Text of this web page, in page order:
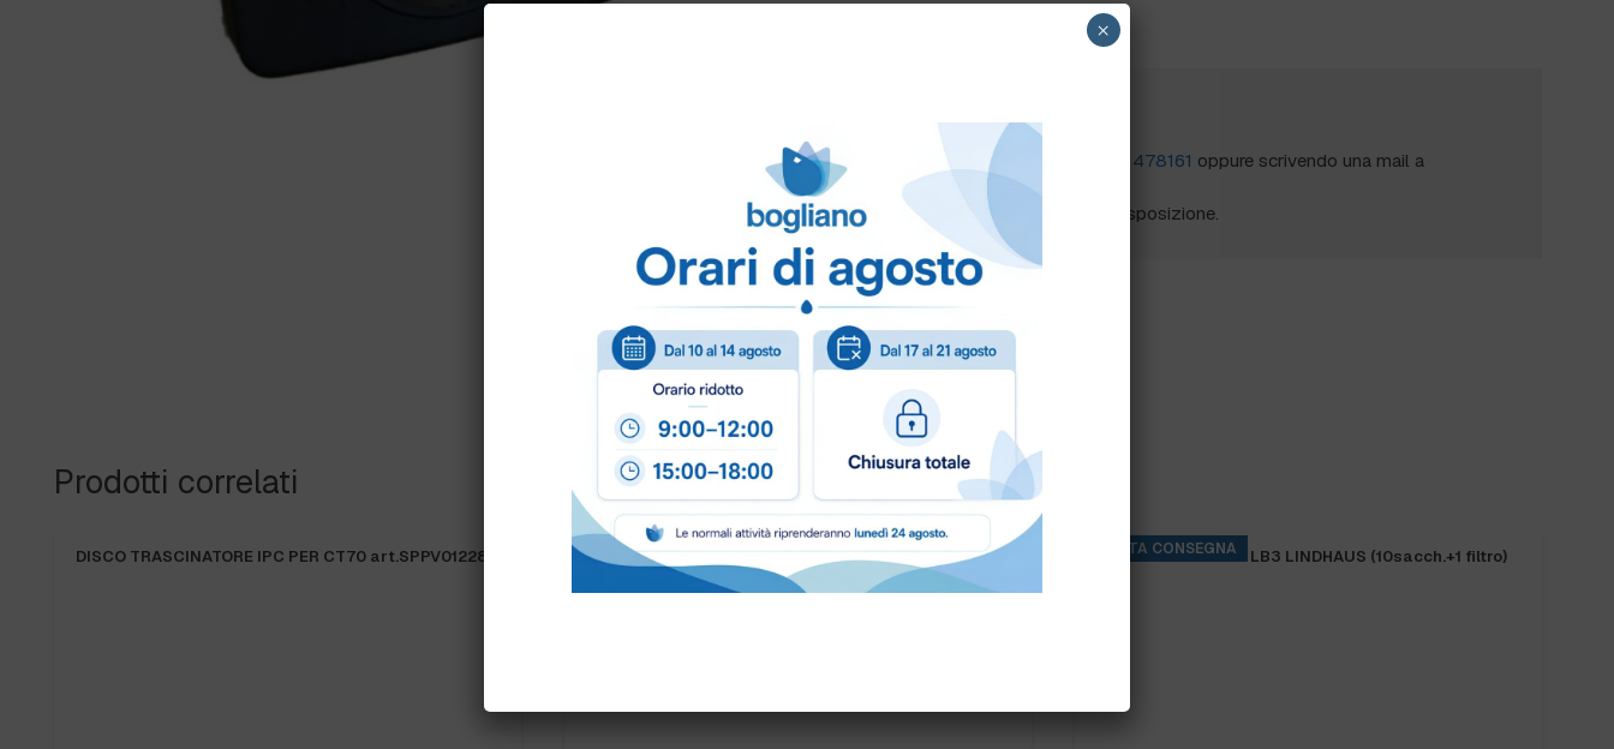
Come ordinare?
Puoi ordinare chiamando al 0172 478161 oppure scrivendo una mail a
info@bogliano.it
Per ogni informazione siamo a disposizione.
Prodotti correlati
DISCO TRASCINATORE IPC PER CT70 art.SPPV01228 SPAZZOLA POLVERE MT.0,40 diam.50 cod.6010052 PRONTA CONSEGNA
SACCHETTI SCOPA LB3 LINDHAUS (10sacch.+1 filtro)
×